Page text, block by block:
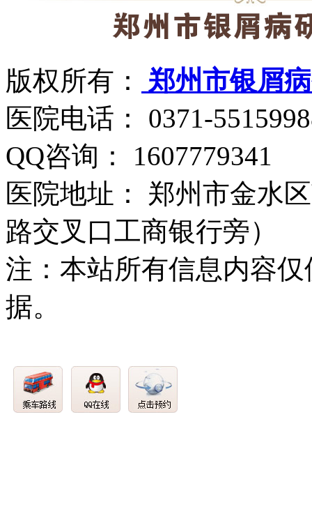
版权所有：
郑州市银屑
医院电话： 0371-
QQ咨询： 1607779341
医院地址： 郑州市金水
路交叉口工商银行旁）
注：本站所有信息内容
据。